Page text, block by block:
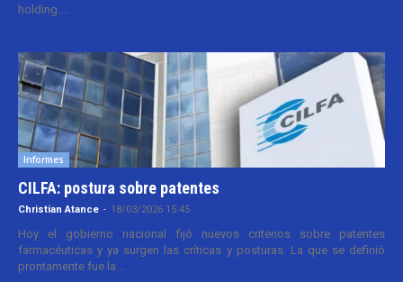
holding....
Informes
CILFA: postura sobre patentes
Christian Atance - 18/03/2026 15:45
Hoy el gobierno nacional fijó nuevos criterios sobre patentes
farmacéuticas y ya surgen las críticas y posturas. La que se definió
prontamente fue la...